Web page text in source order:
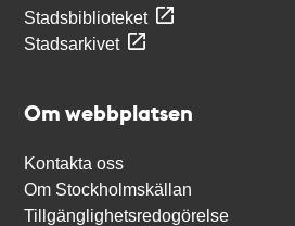
Stadsbiblioteket
Stadsarkivet
Om webbplatsen
Kontakta oss
Om Stockholmskällan
Tillgänglighetsredogörelse